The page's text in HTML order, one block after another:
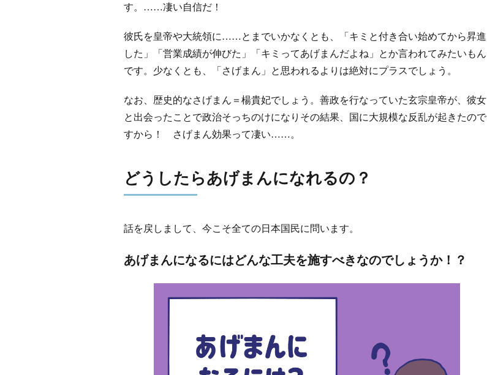
す。……凄い自信だ！
彼氏を皇帝や大統領に……とまでいかなくとも、「キミと付き合い始めてから昇進
した」「営業成績が伸びた」「キミってあげまんだよね」とか言われてみたいもん
です。少なくとも、「さげまん」と思われるよりは絶対にプラスでしょう。
なお、歴史的なさげまん＝楊貴妃でしょう。善政を行なっていた玄宗皇帝が、彼女
と出会ったことで政治そっちのけになりその結果、国に大規模な反乱が起きたので
すから！ さげまん効果って凄い……。
どうしたらあげまんになれるの？
話を戻しまして、今こそ全ての日本国民に問います。
あげまんになるにはどんな工夫を施すべきなのでしょうか！？